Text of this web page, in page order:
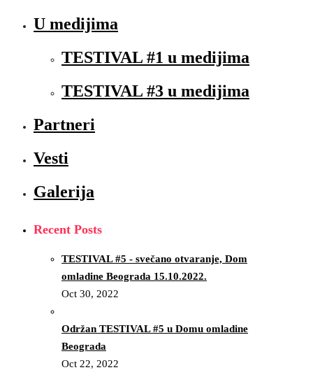
U medijima
TESTIVAL #1 u medijima
TESTIVAL #3 u medijima
Partneri
Vesti
Galerija
Recent Posts
TESTIVAL #5 - svečano otvaranje, Dom
omladine Beograda 15.10.2022.
Oct 30, 2022
Održan TESTIVAL #5 u Domu omladine
Beograda
Oct 22, 2022